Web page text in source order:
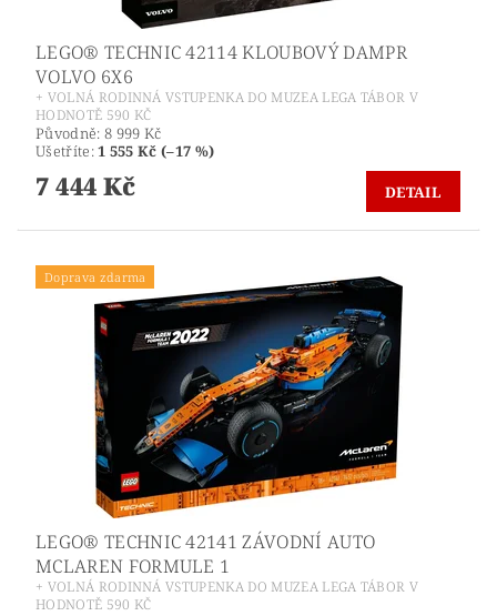
LEGO® TECHNIC 42114 KLOUBOVÝ DAMPR
VOLVO 6X6
+ VOLNÁ RODINNÁ VSTUPENKA DO MUZEA LEGA TÁBOR V
HODNOTĚ 590 KČ
Původně: 8 999 Kč
Ušetříte:1 555 Kč (–17 %)
7 444 Kč DETAIL
Doprava zdarma
LEGO® TECHNIC 42141 ZÁVODNÍ AUTO
MCLAREN FORMULE 1
+ VOLNÁ RODINNÁ VSTUPENKA DO MUZEA LEGA TÁBOR V
HODNOTĚ 590 KČ